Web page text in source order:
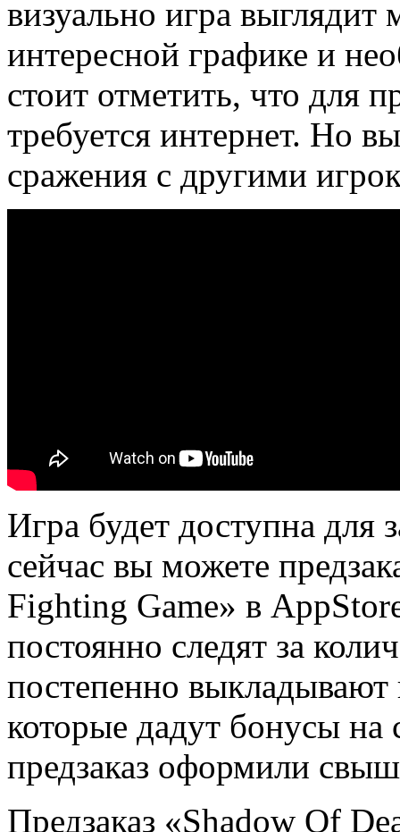
визуально игра
интересной графике и
стоит отметить, что для
требуется интернет. Но
сражения с другими
Игра будет доступна для
сейчас вы можете
Fighting Game» в
постоянно следят за
постепенно
которые дадут бонусы на
предзаказ оформили
Предзаказ «Shadow Of